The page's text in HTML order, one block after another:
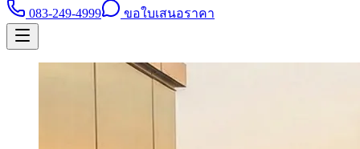
083-249-4999
ขอใบเสนอราคา